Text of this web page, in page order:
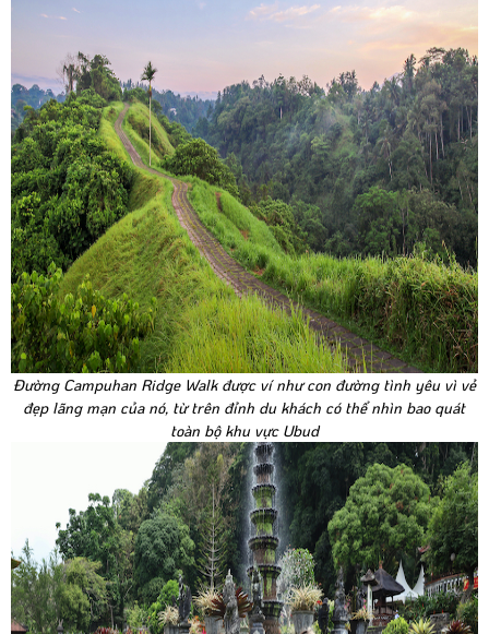
Đường Campuhan Ridge Walk được ví như con đường tình yêu vì vẻ
đẹp lãng mạn của nó, từ trên đỉnh du khách có thể nhìn bao quát
toàn bộ khu vực Ubud